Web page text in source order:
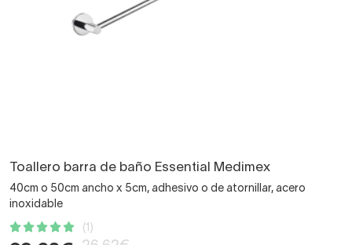
Toallero barra de baño Essential Medimex
40cm o 50cm ancho x 5cm, adhesivo o de atornillar, acero
inoxidable
(1)